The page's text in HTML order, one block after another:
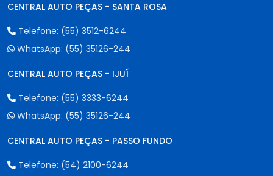
CENTRAL AUTO PEÇAS - SANTA ROSA
Telefone: (55) 3512-6244
WhatsApp: (55) 35126-244
CENTRAL AUTO PEÇAS - IJUÍ
Telefone: (55) 3333-6244
WhatsApp: (55) 35126-244
CENTRAL AUTO PEÇAS - PASSO FUNDO
Telefone: (54) 2100-6244